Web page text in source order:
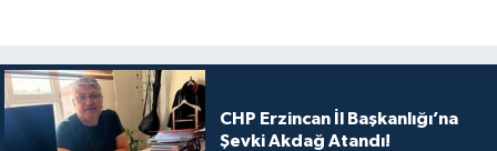
CHP Erzincan İl Başkanlığı’na
Şevki Akdağ Atandı!